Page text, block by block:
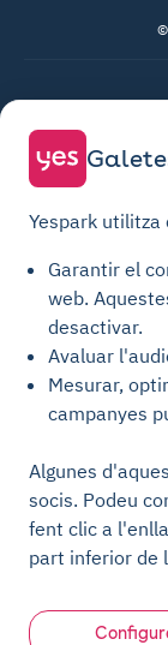
©
Yespark utilitza
Garantir el
web.
desactivar.
Avaluar
Mesurar,
campanyes
Algunes
socis. Podeu
fent clic a
part inferior de